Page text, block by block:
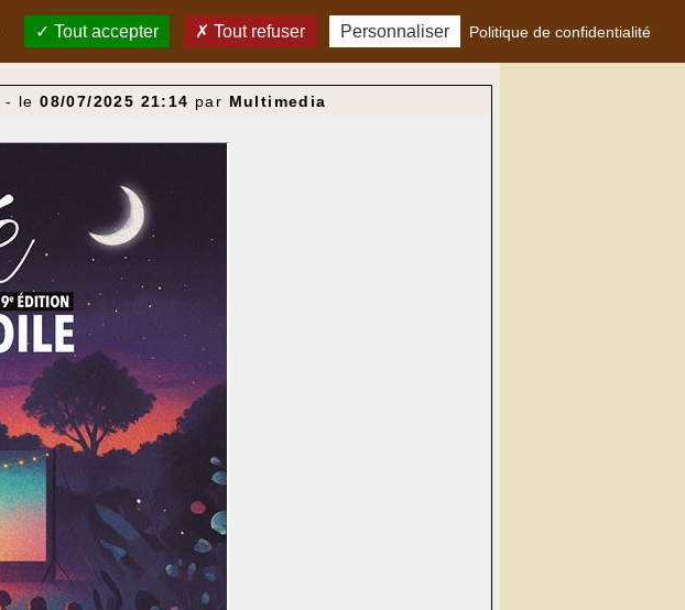
- le08/07/2025 21:14 par Multimedia
Tout accepter Tout refuser Personnaliser Politique de confidentialité